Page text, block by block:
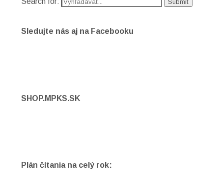
Sledujte nás aj na Facebooku
SHOP.MPKS.SK
Plán čítania na celý rok: